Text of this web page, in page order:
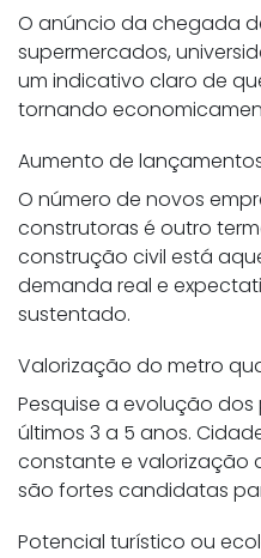
O anúncio da chegada
supermercados,
um indicativo claro de
tornando
Aumento de
O número de novos
construtoras é outro
construção civil está
demanda real e
sustentado.
Valorização do metro
Pesquise a evolução
últimos 3 a 5 anos.
constante e valorização
são fortes candidatas
Potencial turístico ou